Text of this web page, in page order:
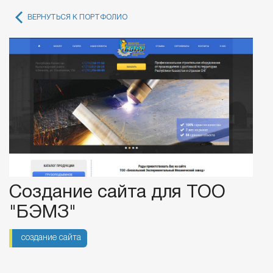
ВЕРНУТЬСЯ К ПОРТФОЛИО
Создание сайта для ТОО
"БЭМЗ"
создание сайта